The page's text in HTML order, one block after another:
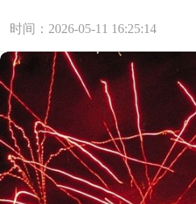
时间：2026-05-11 16:25:14